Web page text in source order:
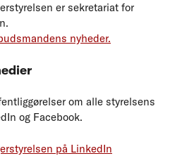
er sekretariat for
nyheder.
om alle styrelsens
og Facebook.
på LinkedIn